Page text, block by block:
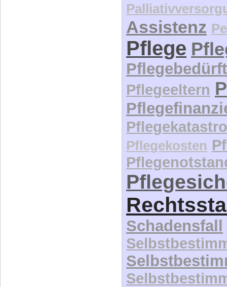
Assistenz
Pflege
Pflegeeltern
Pflegekosten
Schadensfall